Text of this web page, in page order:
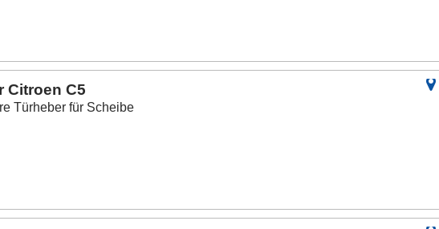
Citroen C5
Türheber für Scheibe